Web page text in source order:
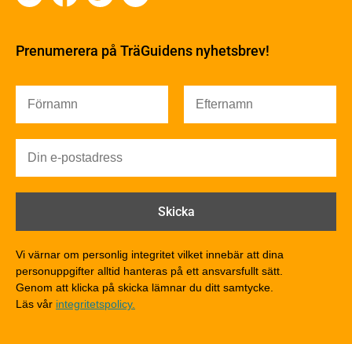
Värmeisolering och lufttäthet
Ljud
Brandsäkerhet
Brandsäkerhet
Brandförlopp i byggnader
Brandklasser för material och konstruktioner
Träkonstruktioners brandmotstånd
Detaljlösningar
Träytors brandegenskaper
Tekniska byten med sprinkler
Riskvärdering i flervåningsbostadshus
Prenumerera på TräGuidens nyhetsbrev!
Vi värnar om personlig integritet vilket innebär att dina
personuppgifter alltid hanteras på ett ansvarsfullt sätt.
Genom att klicka på skicka lämnar du ditt samtycke.
Läs vår integritetspolicy.